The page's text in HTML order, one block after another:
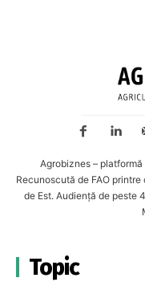
Agrobiznes –
Recunoscută de FAO
de Est. Audiență de peste
Topic